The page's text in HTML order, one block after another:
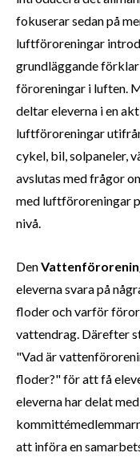
fokuserar sedan på
luftföroreningar
grundläggande
föroreningar i luften.
deltar eleverna i en
luftföroreningar
cykel, bil, solpaneler,
avslutas med frågor
med luftföroreningar
nivå.
Den
eleverna svara på
floder och varför
vattendrag. Därefter
"Vad är
floder?" för att få
eleverna har delat
att införa en